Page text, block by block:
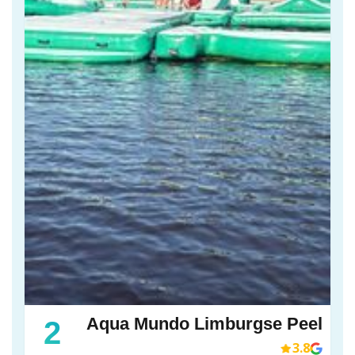
2 Aqua Mundo Limburgse Peel
3.8